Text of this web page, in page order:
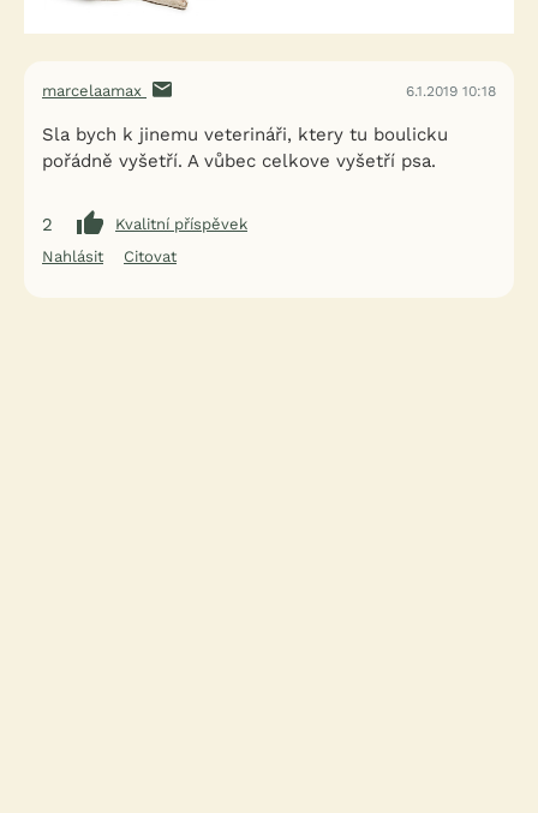
marcelaamax 6.1.2019 10:18
Sla bych k jinemu veterináři, ktery tu boulicku
pořádně vyšetří. A vůbec celkove vyšetří psa.
2
Kvalitní příspěvek
Nahlásit
Citovat